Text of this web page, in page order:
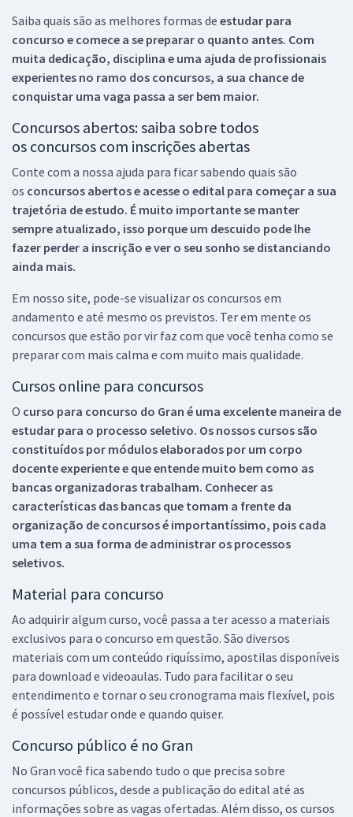
Saiba quais são as melhores formas de estudar para
concurso e comece a se preparar o quanto antes. Com
muita dedicação, disciplina e uma ajuda de profissionais
experientes no ramo dos concursos, a sua chance de
conquistar uma vaga passa a ser bem maior.
Concursos abertos: saiba sobre todos
os concursos com inscrições abertas
Conte com a nossa ajuda para ficar sabendo quais são
os concursos abertos e acesse o edital para começar a sua
trajetória de estudo. É muito importante se manter
sempre atualizado, isso porque um descuido pode lhe
fazer perder a inscrição e ver o seu sonho se distanciando
ainda mais.
Em nosso site, pode-se visualizar os concursos em
andamento e até mesmo os previstos. Ter em mente os
concursos que estão por vir faz com que você tenha como se
preparar com mais calma e com muito mais qualidade.
Cursos online para concursos
O curso para concurso do Gran é uma excelente maneira de
estudar para o processo seletivo. Os nossos cursos são
constituídos por módulos elaborados por um corpo
docente experiente e que entende muito bem como as
bancas organizadoras trabalham. Conhecer as
características das bancas que tomam a frente da
organização de concursos é importantíssimo, pois cada
uma tem a sua forma de administrar os processos
seletivos.
Material para concurso
Ao adquirir algum curso, você passa a ter acesso a materiais
exclusivos para o concurso em questão. São diversos
materiais com um conteúdo riquíssimo, apostilas disponíveis
para download e videoaulas. Tudo para facilitar o seu
entendimento e tornar o seu cronograma mais flexível, pois
é possível estudar onde e quando quiser.
Concurso público é no Gran
No Gran você fica sabendo tudo o que precisa sobre
concursos públicos, desde a publicação do edital até as
informações sobre as vagas ofertadas. Além disso, os cursos